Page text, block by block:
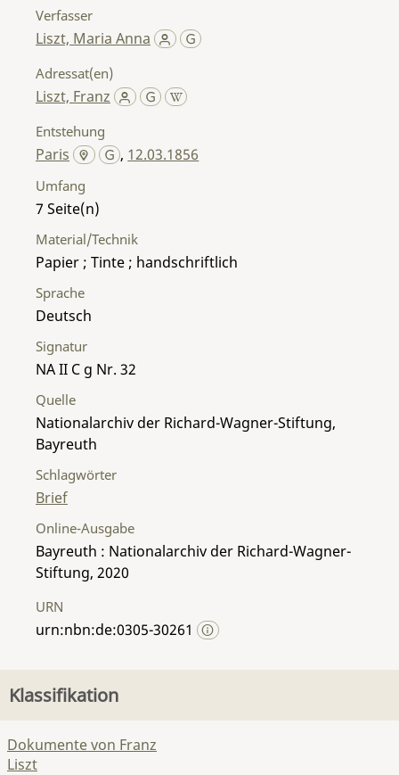
Verfasser
Liszt, Maria Anna
Adressat(en)
Liszt, Franz
Entstehung
Paris , 12.03.1856
Umfang
7
Material/Technik
Papier ; Tinte ; handschriftlich
Sprache
Deutsch
Signatur
NA II C g Nr. 32
Quelle
Nationalarchiv der Richard-Wagner-Stiftung,
Bayreuth
Schlagwörter
Brief
Online-Ausgabe
Bayreuth : Nationalarchiv der Richard-Wagner-
Stiftung, 2020
URN
urn:nbn:de:0305-30261
Klassifikation
Dokumente von Franz
Liszt